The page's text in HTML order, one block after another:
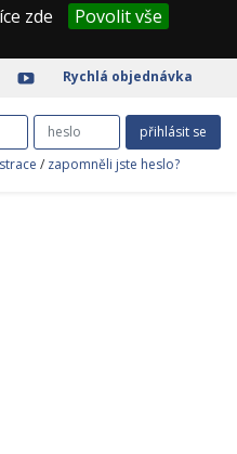
zde
Povolit vše
Rychlá objednávka
přihlásit se
/ zapomněli jste heslo?